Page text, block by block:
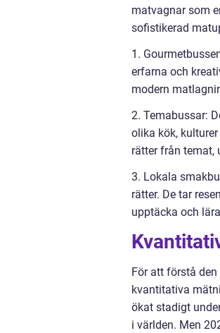
matvagnar som
sofistikerad
1.
erfarna och
modern
2. Temabussar:
olika kök,
rätter från temat,
3. Lokala
rätter. De tar
upptäcka och
För att förstå
kvantitativa
ökat stadigt
i världen. Men